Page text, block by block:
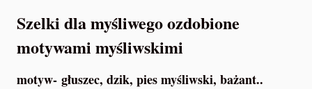
Szelki dla myśliwego ozdobione
motywami myśliwskimi
motyw- głuszec, dzik, pies myśliwski, bażant..